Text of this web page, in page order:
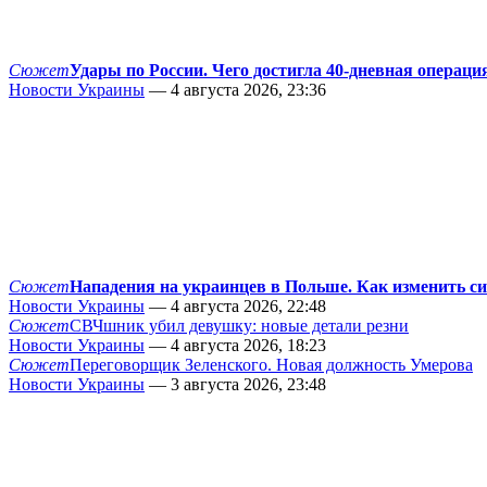
СюжетУдары по России. Чего достигла 40-дневная
Новости Украины — 4 августа 2026, 23:36
СюжетНападения на украинцев в Польше. Как изменить
Новости Украины — 4 августа 2026, 22:48
СюжетСВЧшник убил девушку: новые детали резни
Новости Украины — 4 августа 2026, 18:23
СюжетПереговорщик Зеленского. Новая должность Умерова
Новости Украины — 3 августа 2026, 23:48